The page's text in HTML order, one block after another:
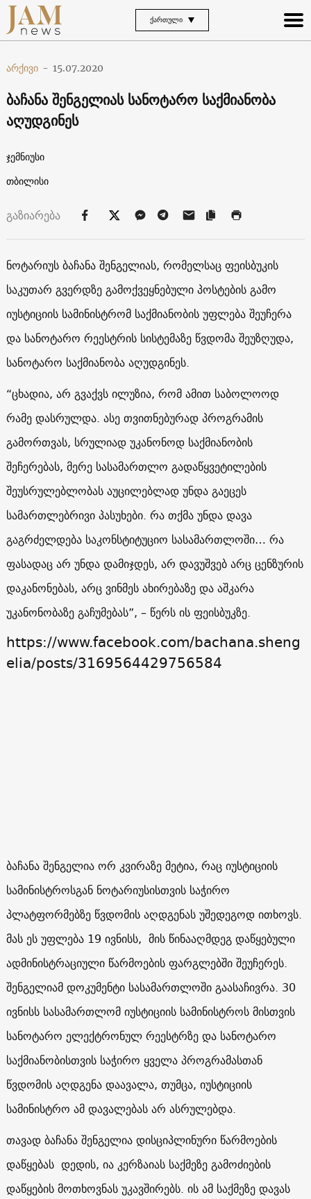
ᲥᲐᲠᲗᲣᲚᲘ
არქივი - 15.07.2020
ბაჩანა შენგელიას სანოტარო საქმიანობა
აღუდგინეს
ჯემნიუსი
თბილისი
გაზიარება
ნოტარიუს ბაჩანა შენგელიას, რომელსაც ფეისბუკის
საკუთარ გვერდზე გამოქვეყნებული პოსტების გამო
იუსტიციის სამინისტრომ საქმიანობის უფლება შეუჩერა
და სანოტარო რეესტრის სისტემაზე წვდომა შეუზღუდა,
სანოტარო საქმიანობა აღუდგინეს.
“ცხადია, არ გვაქვს ილუზია, რომ ამით საბოლოოდ
რამე დასრულდა. ასე თვითნებურად პროგრამის
გამორთვას, სრულიად უკანონოდ საქმიანობის
შეჩერებას, მერე სასამართლო გადაწყვეტილების
შეუსრულებლობას აუცილებლად უნდა გაეცეს
სამართლებრივი პასუხები. რა თქმა უნდა დავა
გაგრძელდება საკონსტიტუციო სასამართლოში… რა
ფასადაც არ უნდა დამიჯდეს, არ დავუშვებ არც ცენზურის
დაკანონებას, არც ვინმეს ახირებაზე და აშკარა
უკანონობაზე გაჩუმებას”, – წერს ის ფეისბუკზე.
https://www.facebook.com/bachana.sheng
elia/posts/3169564429756584
ბაჩანა შენგელია ორ კვირაზე მეტია, რაც იუსტიციის
სამინისტროსგან ნოტარიუსისთვის საჭირო
პლატფორმებზე წვდომის აღდგენას უშედეგოდ ითხოვს.
მას ეს უფლება 19 ივნისს, მის წინააღმდეგ დაწყებული
ადმინისტრაციული წარმოების ფარგლებში შეუჩერეს.
შენგელიამ დოკუმენტი სასამართლოში გაასაჩივრა. 30
ივნისს სასამართლომ იუსტიციის სამინისტროს მისთვის
სანოტარო ელექტრონულ რეესტრზე და სანოტარო
საქმიანობისთვის საჭირო ყველა პროგრამასთან
წვდომის აღდგენა დაავალა, თუმცა, იუსტიციის
სამინისტრო ამ დავალებას არ ასრულებდა.
თავად ბაჩანა შენგელია დისციპლინური წარმოების
დაწყებას დედის, ია კერზაიას საქმეზე გამოძიების
დაწყების მოთხოვნას უკავშირებს. ის ამ საქმეზე დავას